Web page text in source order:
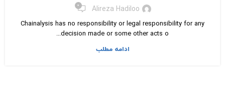
Alireza Hadiloo ۰
Chainalysis has no responsibility or legal responsibility for any
decision made or some other acts o...
ادامه مطلب